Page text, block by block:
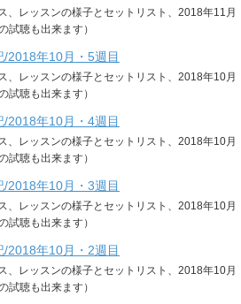
、レッスンの様子とセットリスト、2018年11月
試聴も出来ます）
2018年10月・5週目
、レッスンの様子とセットリスト、2018年10月
試聴も出来ます）
2018年10月・4週目
、レッスンの様子とセットリスト、2018年10月
試聴も出来ます）
2018年10月・3週目
、レッスンの様子とセットリスト、2018年10月
試聴も出来ます）
2018年10月・2週目
、レッスンの様子とセットリスト、2018年10月
試聴も出来ます）